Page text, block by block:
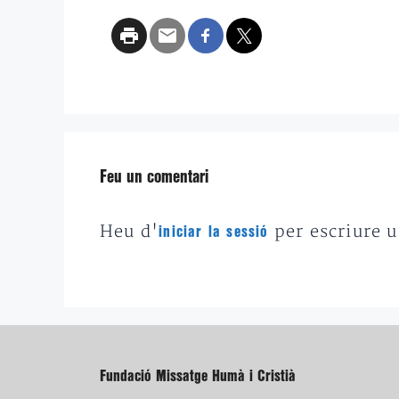
Feu un comentari
Heu d'iniciar la sessió per escriure
Fundació Missatge Humà i Cristià